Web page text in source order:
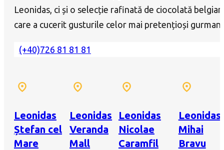
Leonidas, ci și o selecție rafinată de ciocolată
care a cucerit gusturile celor mai pretențioși
(+40)726 81 81 81
Leonidas
Ștefan cel
Mare
Leonidas
Veranda
Mall
Leonidas
Nicolae
Caramfil
Leonidas
Mihai
Bravu